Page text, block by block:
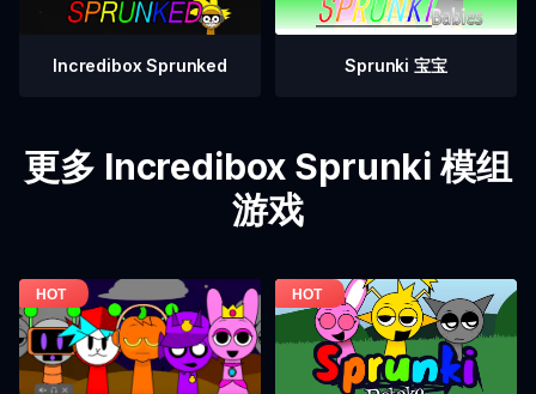
Incredibox Sprunked Sprunki 宝宝
更多 Incredibox Sprunki 模组
游戏